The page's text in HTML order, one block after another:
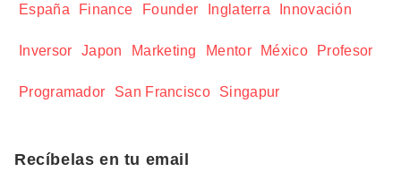
España Finance Founder Inglaterra Innovación
Inversor Japon Marketing Mentor México Profesor
Programador San Francisco Singapur
Recíbelas en tu email